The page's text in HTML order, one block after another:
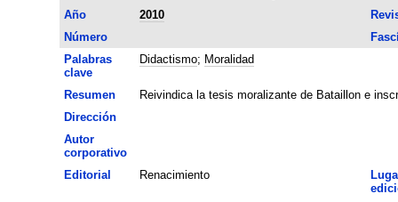
Año
2010
Número
Palabras
clave
Didactismo; Moralidad
Resumen
Reivindica la tesis moralizante de Bataillon e
Dirección
Autor
corporativo
Editorial
Renacimiento